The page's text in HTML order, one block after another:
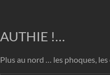
AUTHIE !…
Plus au nord … les phoques,